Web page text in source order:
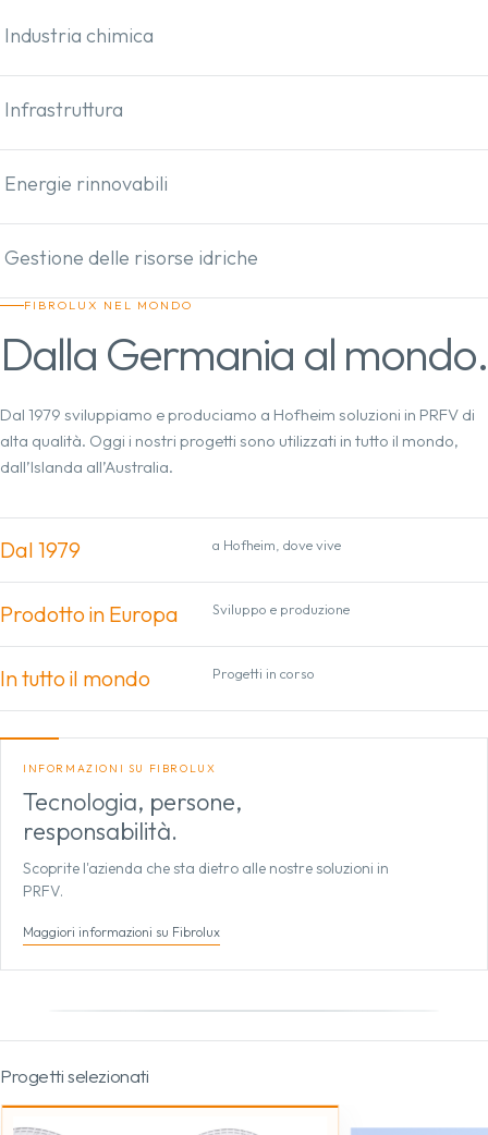
Industria chimica
Infrastruttura
Energie rinnovabili
Gestione delle risorse idriche
FIBROLUX NEL MONDO
Dalla Germania al mondo.
Dal 1979 sviluppiamo e produciamo a Hofheim soluzioni in PRFV di
alta qualità. Oggi i nostri progetti sono utilizzati in tutto il mondo,
dall’Islanda all’Australia.
Dal 1979 a Hofheim, dove vive
Prodotto in Europa Sviluppo e produzione
In tutto il mondo Progetti in corso
INFORMAZIONI SU FIBROLUX
Tecnologia, persone,
responsabilità.
Scoprite l'azienda che sta dietro alle nostre soluzioni in
PRFV.
Maggiori informazioni su Fibrolux
Progetti selezionati